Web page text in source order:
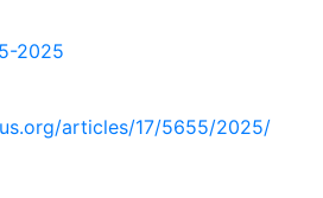
2025
articles/17/5655/2025/